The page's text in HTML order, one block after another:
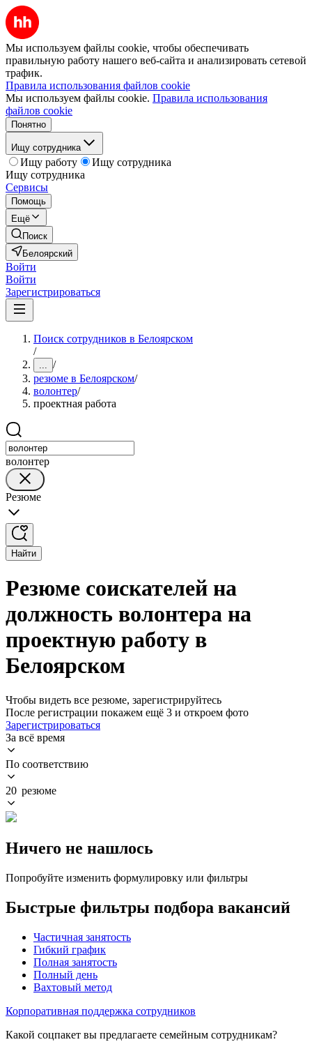
Мы используем файлы cookie, чтобы обеспечивать
правильную работу нашего веб-сайта и анализировать сетевой
трафик.
Правила использования файлов cookie
Мы используем файлы cookie. Правила использования
файлов cookie
Понятно
Ищу сотрудника
Ищу работу
Ищу сотрудника
Ищу сотрудника
Сервисы
Помощь
Ещё
Поиск
Белоярский
Войти
Войти
Зарегистрироваться
Поиск сотрудников в Белоярском
/
... /
резюме в Белоярском/
волонтер/
проектная работа
волонтер
Резюме
Найти
Резюме соискателей на
должность волонтера на
проектную работу в
Белоярском
Чтобы видеть все резюме, зарегистрируйтесь
После регистрации покажем ещё 3 и откроем фото
Зарегистрироваться
За всё время
По соответствию
20 резюме
Ничего не нашлось
Попробуйте изменить формулировку или фильтры
Быстрые фильтры подбора вакансий
Частичная занятость
Гибкий график
Полная занятость
Полный день
Вахтовый метод
Корпоративная поддержка сотрудников
Какой соцпакет вы предлагаете семейным сотрудникам?